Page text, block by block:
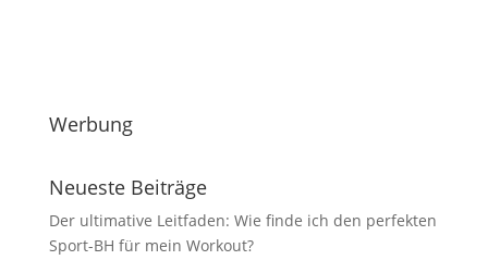
Werbung
Neueste Beiträge
Der ultimative Leitfaden: Wie finde ich den perfekten
Sport-BH für mein Workout?